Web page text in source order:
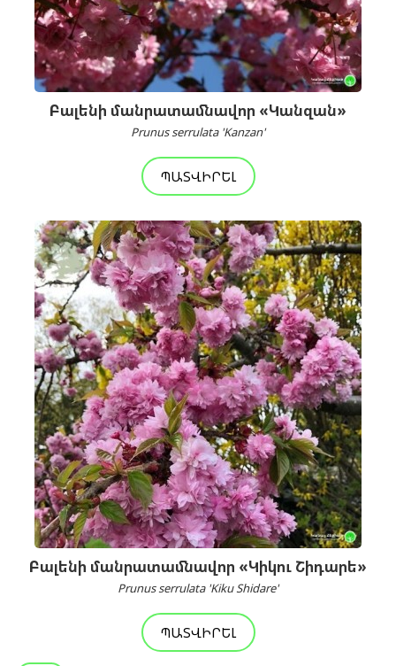
Բալենի մանրատամնավոր «Կանզան»
Prunus serrulata 'Kanzan'
ՊԱՏՎԻՐԵԼ
Բալենի մանրատամնավոր «Կիկու Շիդարե»
Prunus serrulata 'Kiku Shidare'
ՊԱՏՎԻՐԵԼ